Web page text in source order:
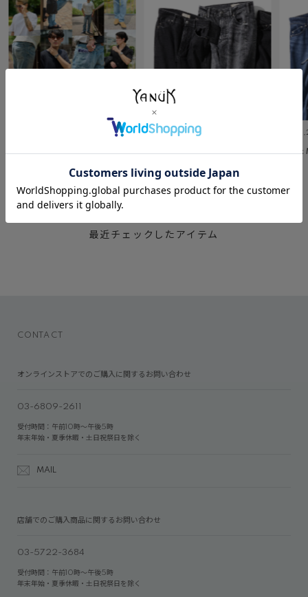
DENIM SNAP
July 23 ,2026
BLACK&GRAY DENIM
July 2
Relax
RECENTLY CHECKED
最近チェックしたアイテム
CONTACT
オンラインストアでのご購入に関するお問い合わせ
03-6809-2611
受付時間：午前10時～午後5時
年末年始・夏季休暇・土日祝祭日を除く
MAIL
店舗でのご購入商品に関するお問い合わせ
03-5722-3684
受付時間：午前10時～午後5時
年末年始・夏季休暇・土日祝祭日を除く